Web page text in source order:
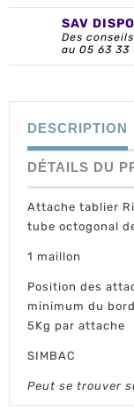
SAV
Des
au 05 63 33
DESCRIPTION
DÉTAILS DU
Attache tablier
tube octogonal
1 maillon
Position des
minimum du bord
5Kg par attache
SIMBAC
Peut se trouver